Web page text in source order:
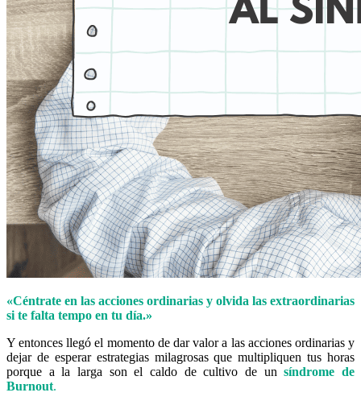
«Céntrate en las acciones ordinarias y olvida las extraordinarias
si te falta tempo en tu día.»
Y entonces llegó el momento de dar valor a las acciones ordinarias y
dejar de esperar estrategias milagrosas que multipliquen tus horas
porque a la larga son el caldo de cultivo de un síndrome de
Burnout.